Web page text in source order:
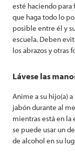
esté haciendo para
que haga todo lo
posible entre él y
escuela. Deben
los abrazos y otras
Lávese las
Anime a su hijo(a)
jabón durante al
mientras está en la
se puede usar un
de alcohol en su